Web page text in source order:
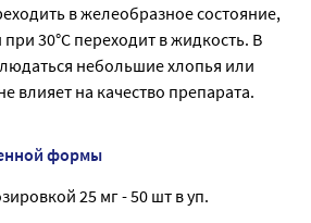
в желеобразное состояние,
30°С переходит в жидкость. В
небольшие хлопья или
влияет на качество препарата.
формы
25 мг - 50 шт в уп.